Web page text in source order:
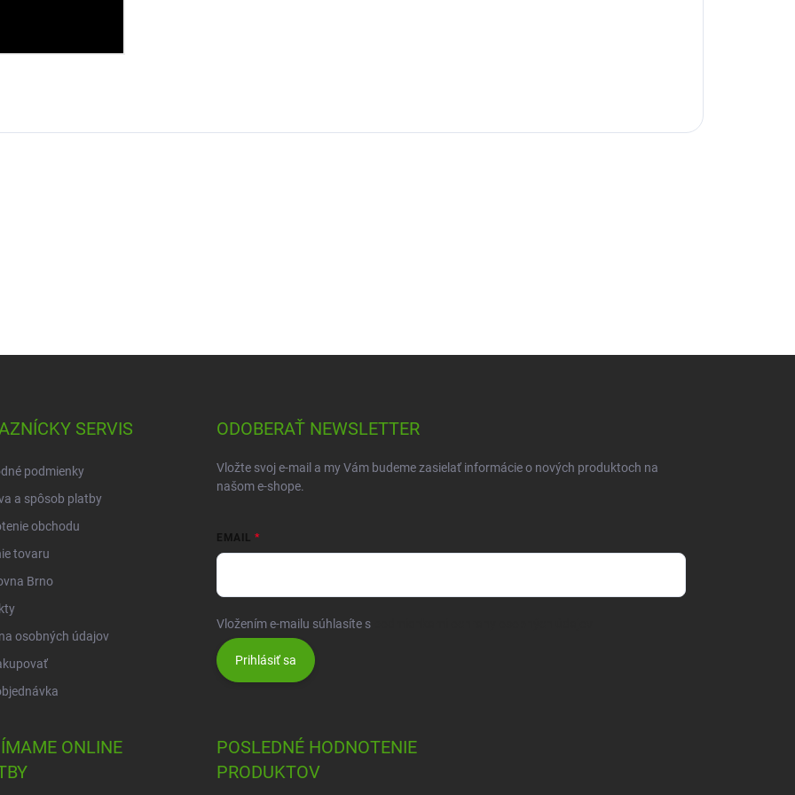
SERVIS
podmienky
a spôsob platby
obchodu
tovaru
Brno
osobných údajov
ODOBERAŤ NEWSLETTER
Vložte svoj e-mail a my Vám budeme zasielať informácie o nových produktoch na
našom e-shope.
EMAIL
Vložením e-mailu súhlasíte s
Prihlásiť sa
ONLINE
POSLEDNÉ HODNOTENIE
PRODUKTOV